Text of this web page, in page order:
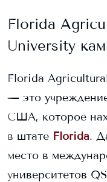
Florida
University
Florida
— это
США, которое
в штате Florida.
место в
университетов